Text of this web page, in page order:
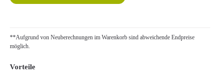
**Aufgrund von Neuberechnungen im Warenkorb sind abweichende Endpreise
möglich.
Vorteile